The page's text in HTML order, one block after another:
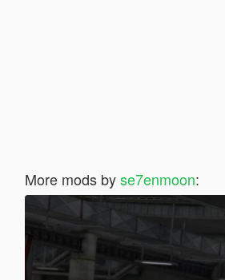
More mods byse7enmoon: